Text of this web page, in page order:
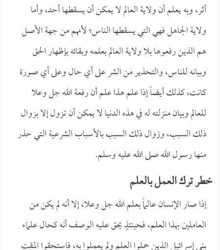
أثر، وبه يعلم أن ولاية العالم لا يمكن أن يسقطها أحد، وأما
ولاية الجاهل فهي التي يسقطها الناس؛ لأنهم من جهة الأصل
هم الذين رفعوها بلا ولاية العالم بعلمه وبقائه بإظهار الحق
وبيانه للناس، والتحذير من الشر على أي حال وعلى أي صورة
كانت، كذلك أيضاً إذا علم هذا علم أن رفعة الله جل وعلا
للعالم وبيان منزلته له في هذه الدنيا لا يمكن أن تزول إلا بزوال
ذلك السبب، وزوال ذلك السبب بالأسباب الشرعية التي حذر
منها رسول الله صلى الله عليه وسلم.
خطر ترك العمل بالعلم
إذا صار الإنسان عالماً بعلم الله جل وعلا، إلا أنه لم يكن من
العاملين بهذا العلم، فحينئذٍ يحق عليه الوصف أنه كحال علماء